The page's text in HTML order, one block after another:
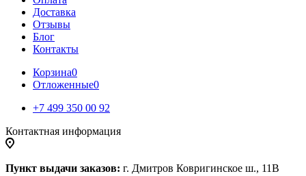
Доставка
Отзывы
Блог
Контакты
Корзина0
Отложенные0
+7 499 350 00 92
Контактная информация
Пункт выдачи заказов: г. Дмитров Ковригинское ш., 11В